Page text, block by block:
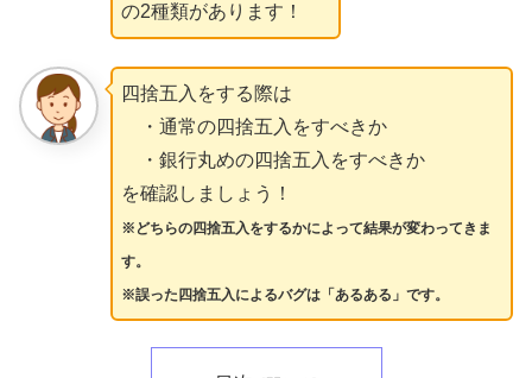
の2種類があります！
四捨五入をする際は
・通常の四捨五入をすべきか
・銀行丸めの四捨五入をすべきか
を確認しましょう！
※どちらの四捨五入をするかによって結果が変わってきま
す。
※誤った四捨五入 によるバグは「あるある」です。